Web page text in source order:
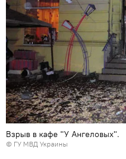
Взрыв в кафе "У Ангеловых".
© ГУ МВД Украины